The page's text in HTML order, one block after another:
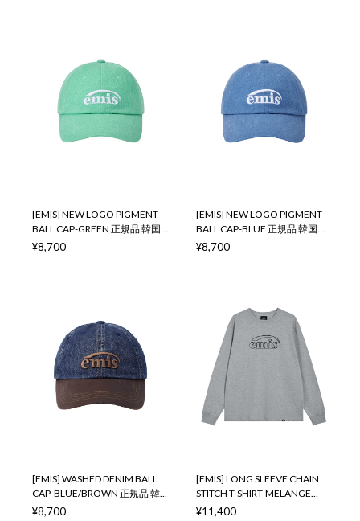
[EMIS] NEW LOGO PIGMENT
BALL CAP-GREEN 正規品 韓国
ブランド 韓国通販 韓国代行 韓
¥8,700
[EMIS] NEW LOGO PIGMENT
BALL CAP-BLUE 正規品 韓国ブ
ランド 韓国通販 韓国代行 韓国
¥8,700
[EMIS] WASHED DENIM BALL
CAP-BLUE/BROWN 正規品 韓
国ブランド 韓国通販 韓国代行
¥8,700
[EMIS] LONG SLEEVE CHAIN
STITCH T-SHIRT-MELANGE
GRAY 正規品 韓国ブランド 韓国
¥11,400